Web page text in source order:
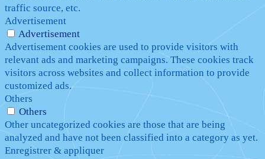
traffic source, etc.
Advertisement
Advertisement
Advertisement cookies are used to provide visitors with
relevant ads and marketing campaigns. These cookies track
visitors across websites and collect information to provide
customized ads.
Others
Others
Other uncategorized cookies are those that are being
analyzed and have not been classified into a category as yet.
Enregistrer & appliquer